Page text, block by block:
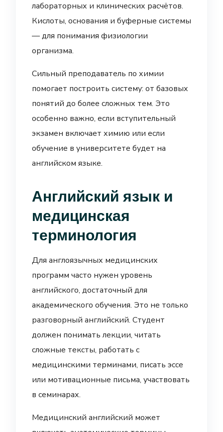
лабораторных и клинических расчётов.
Кислоты, основания и буферные системы
— для понимания физиологии
организма.
Сильный преподаватель по химии
помогает построить систему: от базовых
понятий до более сложных тем. Это
особенно важно, если вступительный
экзамен включает химию или если
обучение в университете будет на
английском языке.
Английский язык и
медицинская
терминология
Для англоязычных медицинских
программ часто нужен уровень
английского, достаточный для
академического обучения. Это не только
разговорный английский. Студент
должен понимать лекции, читать
сложные тексты, работать с
медицинскими терминами, писать эссе
или мотивационные письма, участвовать
в семинарах.
Медицинский английский может